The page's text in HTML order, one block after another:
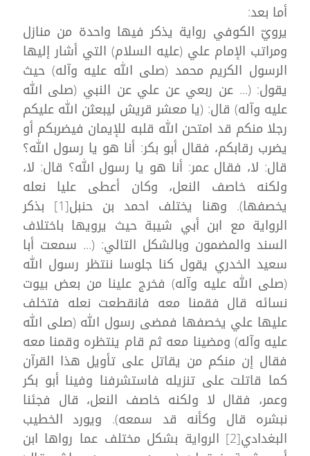
أما بعد:
يرويّ الكوفي رواية يذكر فيها واحدة من منازل
ومراتب الإمام علي (عليه السلام) التي أشار إليها
الرسول الكريم محمد (صلى الله عليه وآله) حيث
يقول: (... عن ربعي عن علي عن النبي (صلى الله
عليه وآله) قال: (يا معشر قريش ليبعثن الله عليكم
رجلا منكم قد امتحن الله قلبه للإيمان فيضربكم أو
يضرب رقابكم، فقال أبو بكر: أنا هو يا رسول الله؟
قال: لا، فقال عمر: أنا هو يا رسول الله؟ قال: لا،
ولكنه خاصف النعل، وكان أعطى عليا نعله
يخصفها). وهنا يختلف احمد بن حنبل[1] بذكر
الرواية مع ابن أبي شيبة حيث يرويها باختلاف
السند والمضمون وبالشكل التالي: (... سمعت أبا
سعيد الخدري يقول كنا جلوسا ننتظر رسول الله
(صلى الله عليه وآله) فخرج علينا من بعض بيوت
نسائه قال فقمنا معه فانقطعت نعله فتخلف
عليها علي يخصفها فمضى رسول الله (صلى الله
عليه وآله) ومضينا معه ثم قام ينتظره وقمنا معه
فقال إن منكم من يقاتل على تأويل هذا القرآن
كما قاتلت على تنزيله فاستشرفنا وفينا أبو بكر
وعمر، فقال لا ولكنه خاصف النعل، قال فجئنا
نبشره قال وكأنه قد سمعه). ويورد الخطيب
البغدادي[2] الرواية بشكل مختلف عما رواها ابن